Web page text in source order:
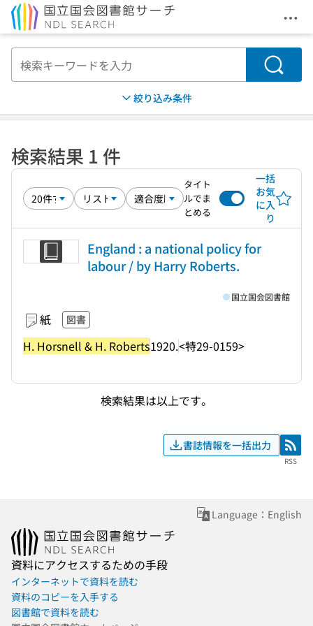
メ
検索
絞り込み条件
検索結果 1 件
タイト
ルでま
とめる
一括
お気
に入
り
England : a national policy for
labour / by Harry Roberts.
紙 図書
H. Horsnell & H. Roberts1920.<特29-0159>
国立国会図書館
検索結果は以上です。
書誌情報を一括出力 RSS
RSS
Language：English
資料にアクセスするための手段
インターネットで資料を読む
資料のコピーを入手する
図書館で資料を読む